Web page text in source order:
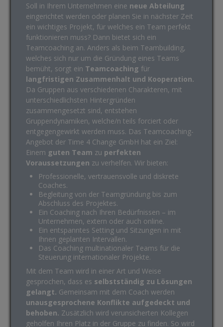
Soll in Ihrem Unternehmen eine neue Abteilung
eingerichtet werden oder planen Sie in nächster Zeit
ein wichtiges Projekt, für welches ein Team perfekt
funktionieren muss? Dann bietet sich ein
Teamcoaching an. Anders als beim Teambuilding,
welches sich nur um die Gründung eines Teams
bemüht, sorgt ein Teamcoaching für
langfristigen Zusammenhalt und Kooperation.
Da Gruppen aus verschiedenen Charakteren, mit
unterschiedlichsten Hintergründen
zusammengesetzt sind, entstehen
Gruppendynamiken, welche/n teils forciert oder
entgegengewirkt werden muss. Das Teamcoaching-
Angebot der Time 4 Change GmbH hat ein Ziel:
Einem guten Team zu perfekten
Voraussetzungen zu verhelfen. Wir bieten:
Professionelle, vertrauensvolle und diskrete
Coaches.
Begleitung von der Teamgründung bis zum
Abschluss des Projektes.
Ein Coaching nach Ihren Bedürfnissen – im
Unternehmen, extern oder auch online.
Ein entspanntes Setting und Sitzungen in mit
Ihnen geplanten Intervallen.
Das Coaching multinationaler Teams für die
Steuerung internationaler Projekte.
Mit dem Team wird in einer Art und Weise
gesprochen, dass es selbstständig zu Lösungen
gelangt. Gemeinsam mit dem Coach werden
unausgesprochene Konflikte aufgedeckt und
behoben. Zusätzlich wird verunsicherten Kollegen
geholfen Ihren Platz in der Gruppe zu finden. So wird